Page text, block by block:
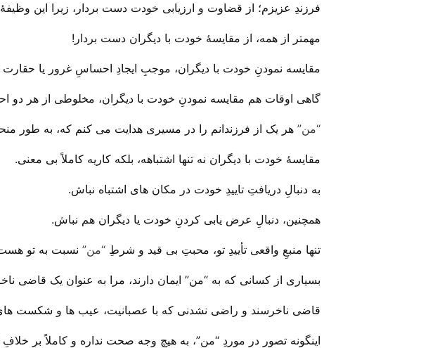
فرزندِ عزیزم؛ از قضاوت و ارزیابی خودت دست بردار، زیرا این
مهمتر از همه، از مقایسهٔ خودت با دیگران دست بردار!
مقایسه نمودنِ خودت با دیگران، موجبِ ایجادِ احساسِ غرور یا حقارت
گاهی اوقات هم مقایسه نمودنِ خودت با دیگران، مخلوطی از هر دو
“من”هر یک از فرزندانم را در مسیری هدایت می کنم که، به طور
مقایسهٔ خودت با دیگران نه تنها اشتباهه، بلکه کاریه کاملاً بی‌ معنی.
به دنبالِ دریافتِ تاییدِ خودت در مکان های اشتباه نباش.
همچنین، دنبالِ عرض یابی کردنِ خودت یا دیگران هم نباش.
تنها منبعِ واقعی تأییدِ تو، محبتِ بی‌ قید و شرطِ “من” نسبت به تو
بسیاری از کسانی که به “من” ایمان دارند، مرا به عنوان یک قاضی
قاضی ناخرسند و راضی نشدنی که با عصبانیت، عیب ها و شکست
اینگونه تصور در موردِ “من”، به هیچ وجه صحت نداره و کاملاً بر